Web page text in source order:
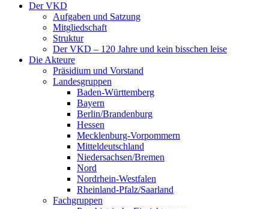
Der VKD
Aufgaben und Satzung
Mitgliedschaft
Struktur
Der VKD – 120 Jahre und kein bisschen leise
Die Akteure
Präsidium und Vorstand
Landesgruppen
Baden-Württemberg
Bayern
Berlin/Brandenburg
Hessen
Mecklenburg-Vorpommern
Mitteldeutschland
Niedersachsen/Bremen
Nord
Nordrhein-Westfalen
Rheinland-Pfalz/Saarland
Fachgruppen